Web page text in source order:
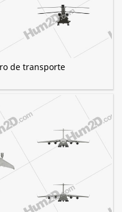
de transporte